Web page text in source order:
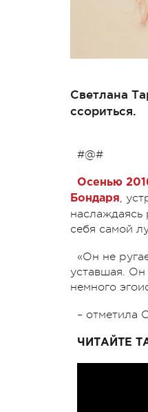
Светлана
ссориться.
#@#
Осенью
Бондаря,
наслаждаясь
себя самой
«Он не
уставшая. Он
немного
– отметила
ЧИТАЙТЕ